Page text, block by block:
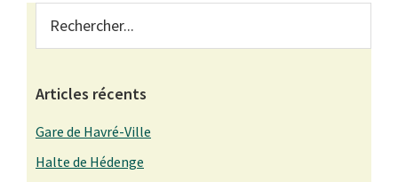
Primary
Sidebar
Articles récents
Gare de Havré-Ville
Halte de Hédenge